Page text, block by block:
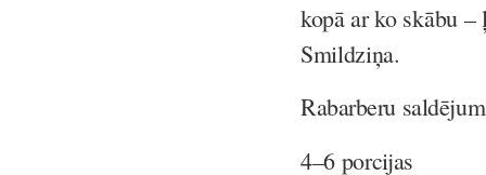
kopā ar ko skābu
Smildziņa.
Rabarberu
4–6 porcijas